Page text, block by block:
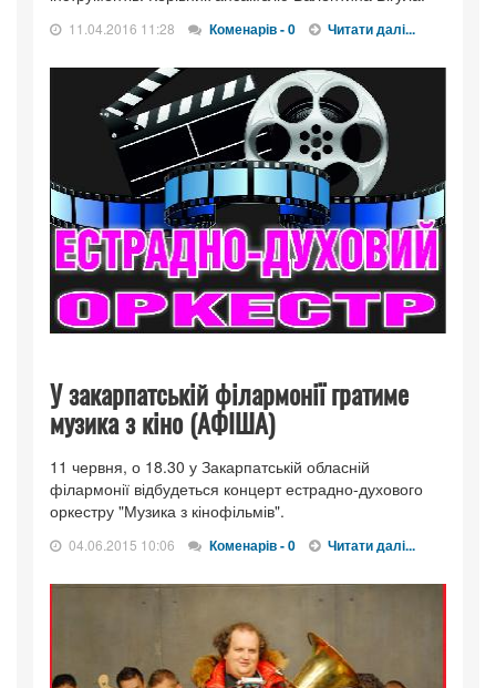
11.04.2016 11:28 Коменарів - 0 Читати далі...
У закарпатській філармонії гратиме
музика з кіно (АФІША)
11 червня, о 18.30 у Закарпатській обласній
філармонії відбудеться концерт естрадно-духового
оркестру "Музика з кінофільмів".
04.06.2015 10:06 Коменарів - 0 Читати далі...